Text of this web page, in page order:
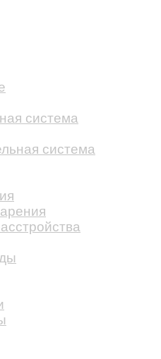
система
система